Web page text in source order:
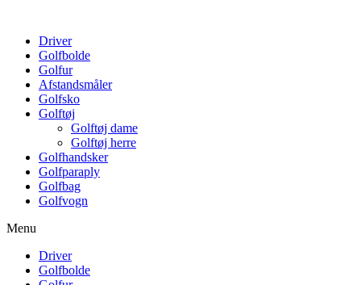
Driver
Golfbolde
Golfur
Afstandsmåler
Golfsko
Golftøj
Golftøj dame
Golftøj herre
Golfhandsker
Golfparaply
Golfbag
Golfvogn
Menu
Driver
Golfbolde